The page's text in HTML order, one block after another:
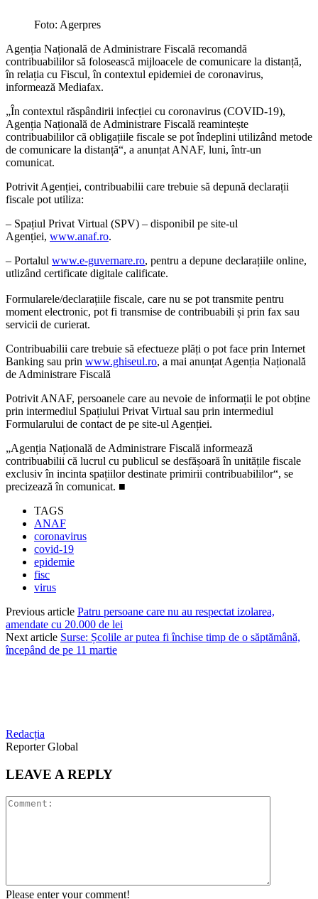
Foto: Agerpres
Agenția Națională de Administrare Fiscală recomandă
contribuabililor să folosească mijloacele de comunicare la distanță,
în relația cu Fiscul, în contextul epidemiei de coronavirus,
informează Mediafax.
„În contextul răspândirii infecției cu coronavirus (COVID-19),
Agenția Națională de Administrare Fiscală reamintește
contribuabililor cã obligațiile fiscale se pot îndeplini utilizând metode
de comunicare la distanță“, a anunțat ANAF, luni, într-un
comunicat.
Potrivit Agenției, contribuabilii care trebuie să depună declarații
fiscale pot utiliza:
– Spațiul Privat Virtual (SPV) – disponibil pe site-ul
Agenției, www.anaf.ro.
– Portalul www.e-guvernare.ro, pentru a depune declarațiile online,
utlizând certificate digitale calificate.
Formularele/declarațiile fiscale, care nu se pot transmite pentru
moment electronic, pot fi transmise de contribuabili și prin fax sau
servicii de curierat.
Contribuabilii care trebuie să efectueze plăți o pot face prin Internet
Banking sau prin www.ghiseul.ro, a mai anunțat Agenția Națională
de Administrare Fiscală
Potrivit ANAF, persoanele care au nevoie de informații le pot obține
prin intermediul Spațiului Privat Virtual sau prin intermediul
Formularului de contact de pe site-ul Agenției.
„Agenția Națională de Administrare Fiscală informează
contribuabilii că lucrul cu publicul se desfășoară în unitățile fiscale
exclusiv în incinta spațiilor destinate primirii contribuabililor“, se
precizează în comunicat. ■
TAGS
ANAF
coronavirus
covid-19
epidemie
fisc
virus
Previous article Patru persoane care nu au respectat izolarea,
amendate cu 20.000 de lei
Next article Surse: Școlile ar putea fi închise timp de o săptămână,
începând de pe 11 martie
Redacția
Reporter Global
LEAVE A REPLY
Please enter your comment!